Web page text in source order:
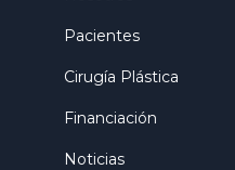
Pacientes
Cirugía Plástica
Financiación
Noticias